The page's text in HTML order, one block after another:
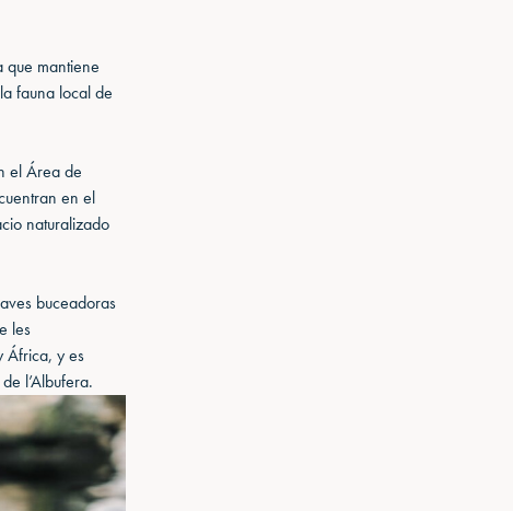
mantiene
fauna local de
el Área de
en el
naturalizado
buceadoras
les
África, y es
l’Albufera.